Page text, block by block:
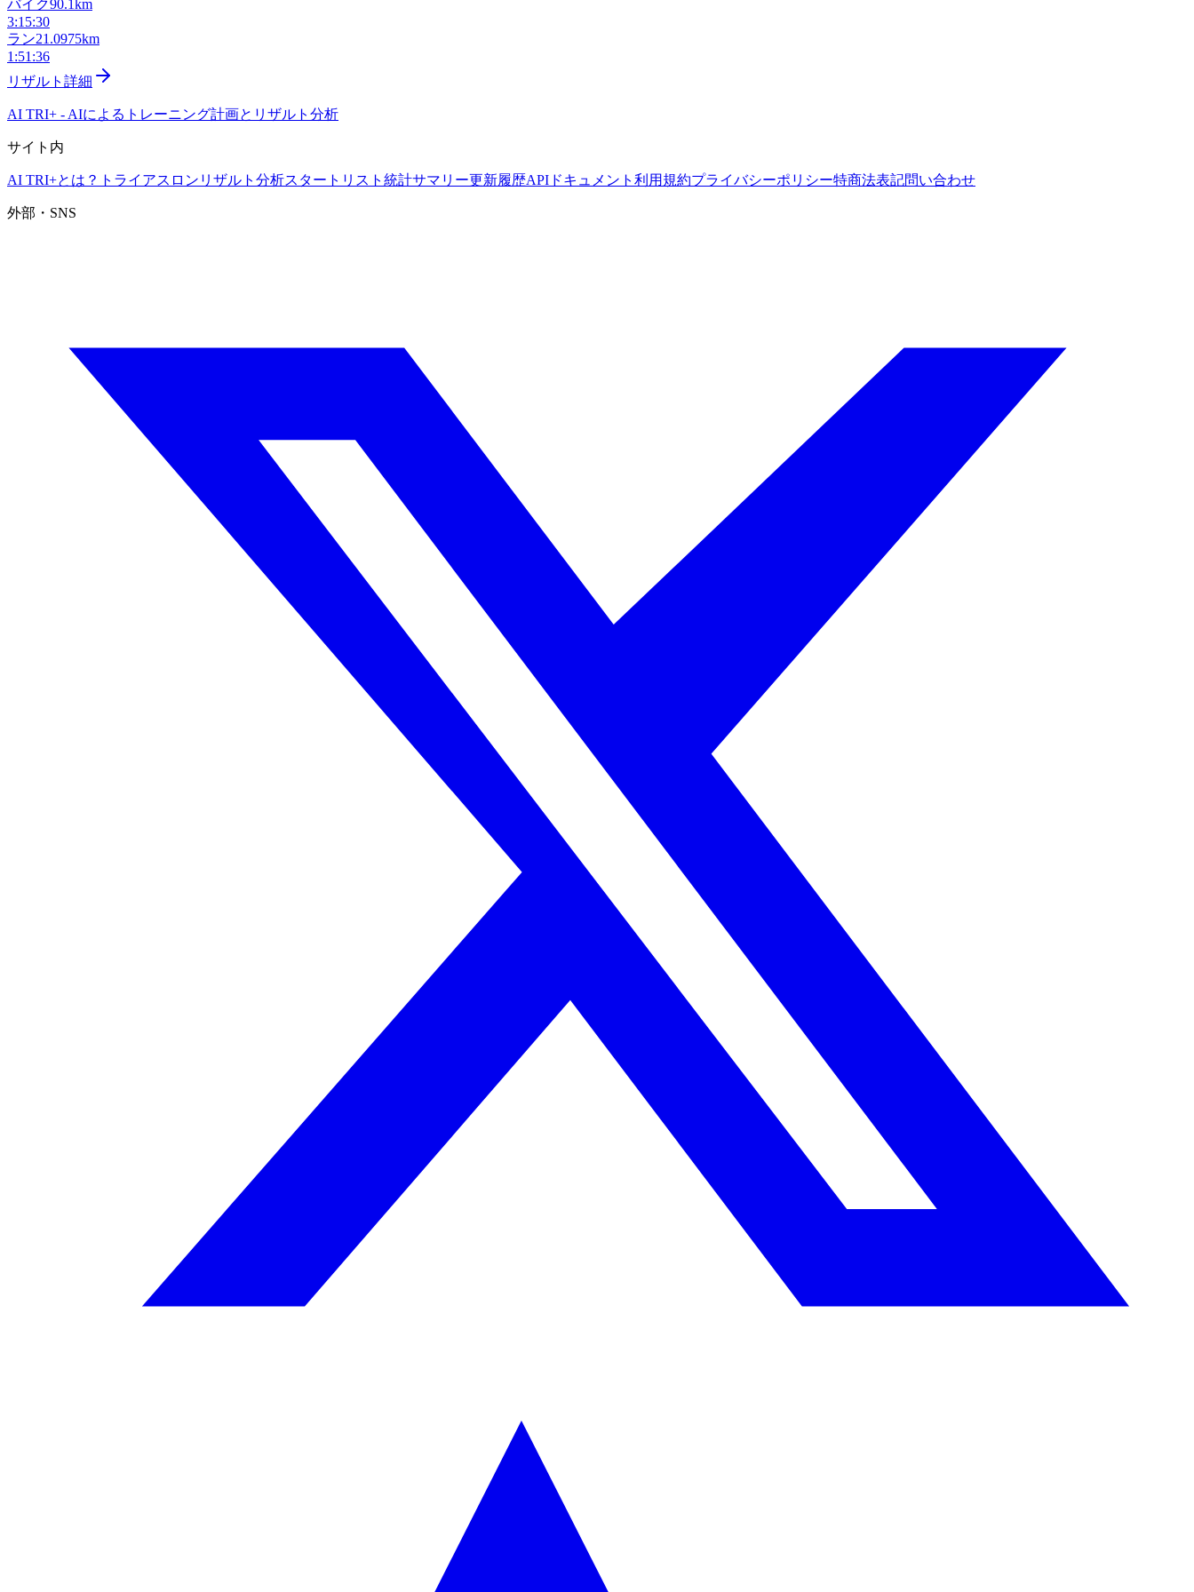
バイク90.1km
3:15:30
ラン21.0975km
1:51:36
リザルト詳細
AI TRI+ - AIによるトレーニング計画とリザルト分析
サイト内
AI TRI+とは？ トライアスロンリザルト分析スタートリスト 統計サマリー更新履歴APIドキュメント 利用規約プライバシーポリシー特商法表記問い合わせ
外部・SNS